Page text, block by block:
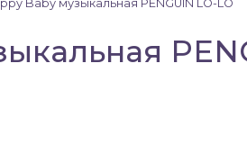
Baby музыкальная PENGUIN LO-LO